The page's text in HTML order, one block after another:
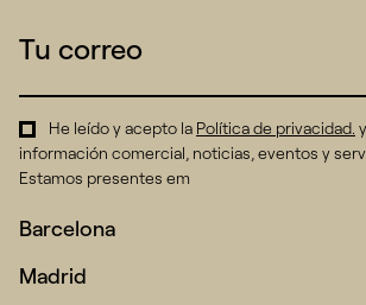
He leído y acepto la Política de privacidad
información comercial, noticias, eventos y
Estamos presentes em
Barcelona
Madrid